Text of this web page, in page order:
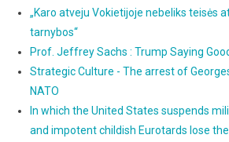
„Karo atveju Vokietijoje nebeliks teisės
tarnybos“
Prof. Jeffrey Sachs : Trump Saying
Strategic Culture - The arrest of
NATO
In which the United States suspends
and impotent childish Eurotards lose